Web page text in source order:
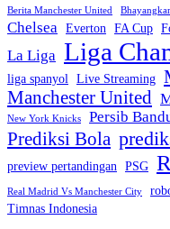
Berita Manchester United
Chelsea Everton FA Cup
La Liga Liga
liga spanyol Live Streaming
Manchester United
New York Knicks Persib
Prediksi Bola
preview pertandingan PSG
Real Madrid Vs Manchester City
Timnas Indonesia